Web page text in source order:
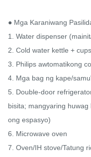
● Mga Karaniwang
1. Water dispenser
2. Cold water kettle + cups
3. Philips awtomatikong
4. Mga bag ng kape/
5. Double-door
bisita; mangyaring
ong espasyo)
6. Microwave oven
7. Oven/IH stove/Tatung